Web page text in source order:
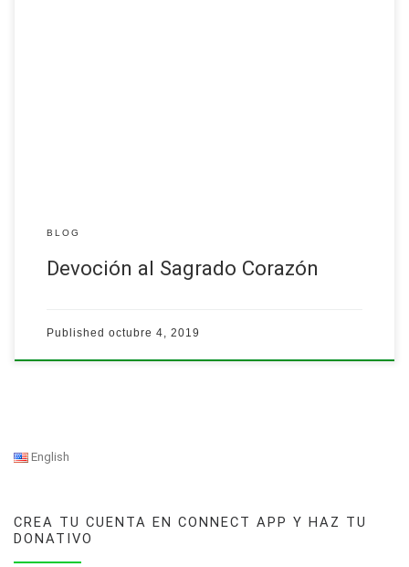
BLOG
Devoción al Sagrado Corazón
Published octubre 4, 2019
English
CREA TU CUENTA EN CONNECT APP Y HAZ TU
DONATIVO